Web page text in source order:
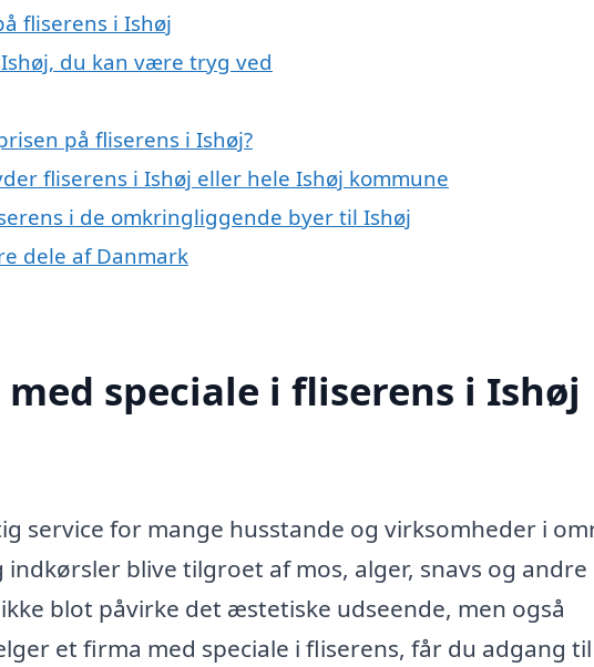
fliserens i Ishøj
du kan være tryg ved
på fliserens i Ishøj?
fliserens i Ishøj eller hele Ishøj kommune
i de omkringliggende byer til Ishøj
dele af Danmark
speciale i fliserens i Ishøj
service for mange husstande og virksomheder i
blive tilgroet af mos, alger, snavs og andre
blot påvirke det æstetiske udseende, men også
et firma med speciale i fliserens, får du adgang til